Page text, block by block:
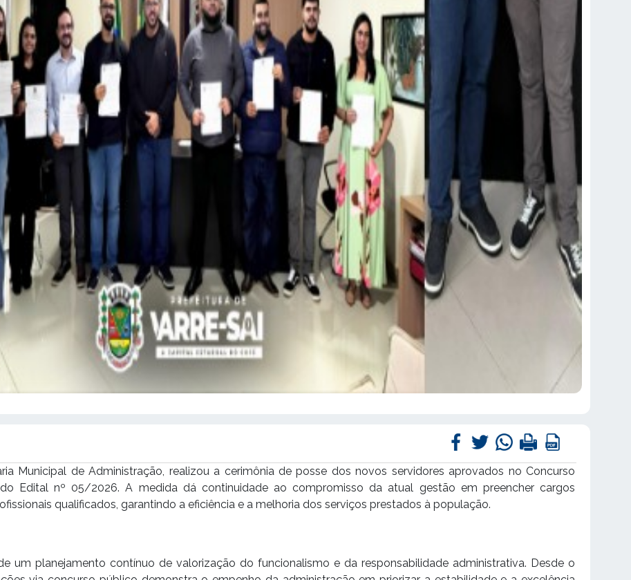
Municipal de Administração, realizou a cerimônia de posse dos novos servidores aprovados no Concurso
Edital nº 05/2026. A medida dá continuidade ao compromisso da atual gestão em preencher cargos
qualificados, garantindo a eficiência e a melhoria dos serviços prestados à população.
um planejamento contínuo de valorização do funcionalismo e da responsabilidade administrativa. Desde o